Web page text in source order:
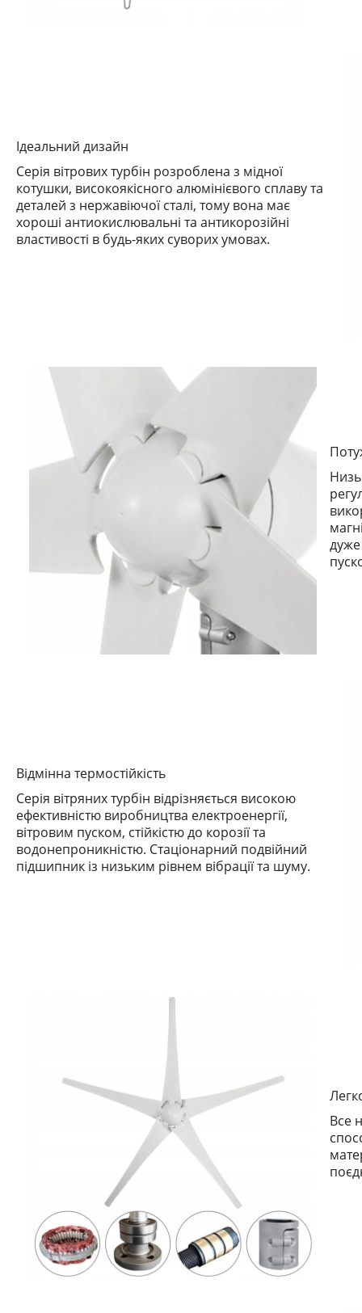
Ідеальний дизайн
Серія вітрових турбін розроблена з мідної
котушки, високоякісного алюмінієвого сплаву та
деталей з нержавіючої сталі, тому вона має
хороші антиокислювальні та антикорозійні
властивості в будь-яких суворих умовах.
Відмінна термостійкість
Серія вітряних турбін відрізняється високою
ефективністю виробництва електроенергії,
вітровим пуском, стійкістю до корозії та
водонепроникністю. Стаціонарний подвійний
підшипник із низьким рівнем вібрації та шуму.
Все